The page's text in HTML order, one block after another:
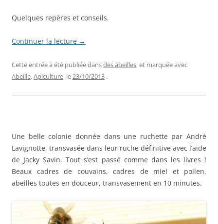
Quelques repères et conseils.
Continuer la lecture →
Cette entrée a été publiée dansdes abeilles, et marquée avec
Abeille,Apiculture, le23/10/2013 .
Une belle colonie donnée dans une ruchette par André
Lavignotte, transvasée dans leur ruche définitive avec l’aide
de Jacky Savin. Tout s’est passé comme dans les livres !
Beaux cadres de couvains, cadres de miel et pollen,
abeilles toutes en douceur, transvasement en 10 minutes.